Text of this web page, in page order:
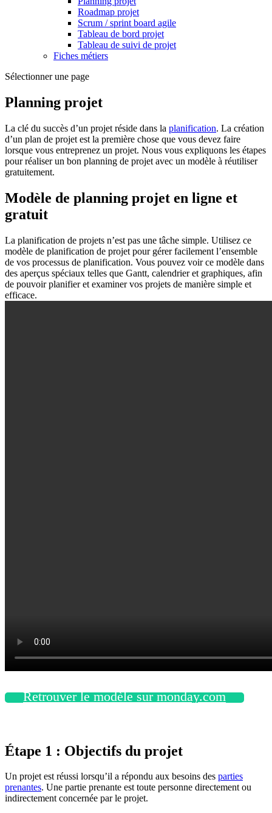
Roadmap projet
Scrum / sprint board agile
Tableau de bord projet
Tableau de suivi de projet
Fiches métiers
Sélectionner une page
Planning projet
La clé du succès d’un projet réside dans la planification. La création
d’un plan de projet est la première chose que vous devez faire
lorsque vous entreprenez un projet. Nous vous expliquons les étapes
pour réaliser un bon planning de projet avec un modèle à réutiliser
gratuitement.
Modèle de planning projet en ligne et
gratuit
La planification de projets n’est pas une tâche simple. Utilisez ce
modèle de planification de projet pour gérer facilement l’ensemble
de vos processus de planification. Vous pouvez voir ce modèle dans
des aperçus spéciaux telles que Gantt, calendrier et graphiques, afin
de pouvoir planifier et examiner vos projets de manière simple et
efficace.
Retrouver le modèle sur monday.com
Étape 1 : Objectifs du projet
Un projet est réussi lorsqu’il a répondu aux besoins des parties
prenantes. Une partie prenante est toute personne directement ou
indirectement concernée par le projet.